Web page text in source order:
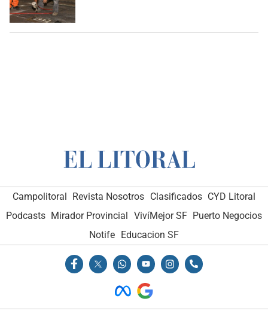
Campolitoral Revista Nosotros Clasificados CYD Litoral
Podcasts Mirador Provincial VivíMejor SF Puerto Negocios
Notife Educacion SF